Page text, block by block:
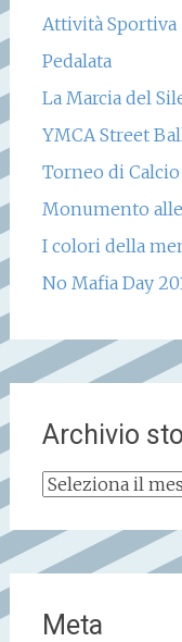
Attività Sportiva
Pedalata
La Marcia del
YMCA Street
Torneo di Calcio
Monumento
I colori della
No Mafia Day
Archivio
Archivio
Meta